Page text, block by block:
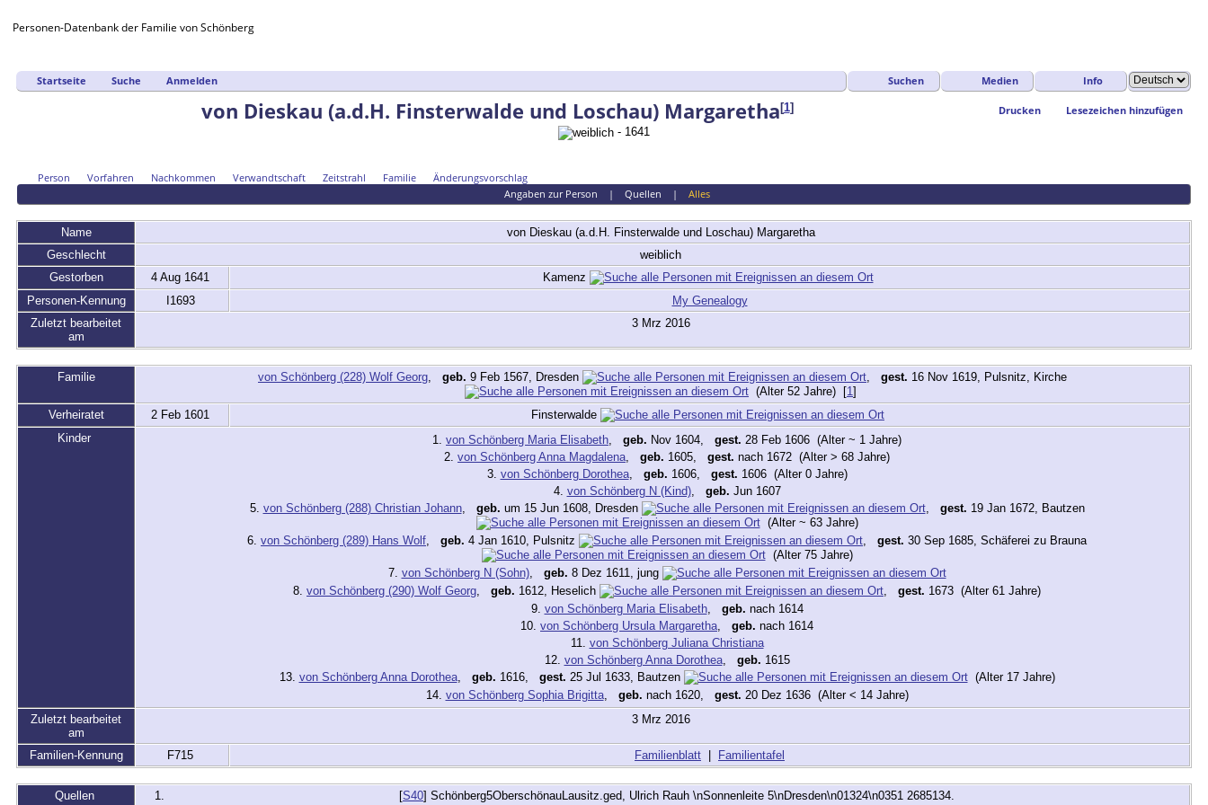
Personen-Datenbank der Familie von Schönberg
Startseite Suche Anmelden Suchen Medien Info
Drucken Lesezeichen hinzufügen
von Dieskau (a.d.H. Finsterwalde und Loschau) Margaretha [1]
- 1641
Person Vorfahren Nachkommen Verwandtschaft Zeitstrahl Familie
Änderungsvorschlag
Angaben zur Person | Quellen | Alles
Name von Dieskau (a.d.H. Finsterwalde und Loschau) Margaretha
Geschlecht
weiblich
Gestorben
4 Aug 1641
Kamenz
Personen-Kennung
I1693
My Genealogy
Zuletzt bearbeitet
am
3 Mrz 2016
Familie von Schönberg (228) Wolf Georg geb. 9 Feb 1567, Dresden gest. 16 Nov 1619, Pulsnitz, Kirche
(Alter 52 Jahre) [1]
Verheiratet
2 Feb 1601
Finsterwalde
Kinder
1. von Schönberg Maria Elisabeth geb. Nov 1604, gest. 28 Feb 1606 (Alter ~ 1 Jahre)
2. von Schönberg Anna Magdalena geb. 1605, gest. nach 1672 (Alter > 68 Jahre)
3. von Schönberg Dorothea, geb. 1606, gest. 1606 (Alter 0 Jahre)
4. von Schönberg N (Kind), geb. Jun 1607
5. von Schönberg (288) Christian Johann, geb. um 15 Jun 1608, Dresden , gest. 19 Jan 1672, Bautzen
(Alter ~ 63 Jahre)
6. von Schönberg (289) Hans Wolf geb. 4 Jan 1610, Pulsnitz gest. 30 Sep 1685, Schäferei zu Brauna
(Alter 75 Jahre)
7. von Schönberg N (Sohn), geb. 8 Dez 1611, jung
8. von Schönberg (290) Wolf Georg geb. 1612, Heselich gest. 1673 (Alter 61 Jahre)
9. von Schönberg Maria Elisabeth, geb. nach 1614
10. von Schönberg Ursula Margaretha geb. nach 1614
11. von Schönberg Juliana Christiana
12. von Schönberg Anna Dorothea, geb. 1615
13. von Schönberg Anna Dorothea, geb. 1616, gest. 25 Jul 1633, Bautzen
(Alter 17 Jahre)
14. von Schönberg Sophia Brigitta, geb. nach 1620, gest. 20 Dez 1636 (Alter < 14 Jahre)
Zuletzt bearbeitet
am
3 Mrz 2016
Familien-Kennung F715 Familienblatt | Familientafel
Quellen [S40] Schönberg5OberschönauLausitz.ged, Ulrich Rauh \nSonnenleite 5\nDresden\n01324\n0351 2685134.